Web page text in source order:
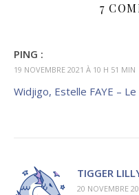
7
PING :
19 NOVEMBRE 2021 À 10 H 51 MIN
Widjigo, Estelle FAYE –
TIGGER
20 NOVEMBRE